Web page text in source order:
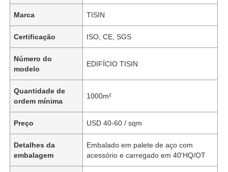
Marca TISIN
Certificação ISO, CE, SGS
Número do
modelo
EDIFÍCIO TISIN
Quantidade de
ordem mínima
1000m²
Preço USD 40-60 / sqm
Detalhes da
embalagem
Embalado em palete de aço com
acessório e carregado em 40'HQ/OT